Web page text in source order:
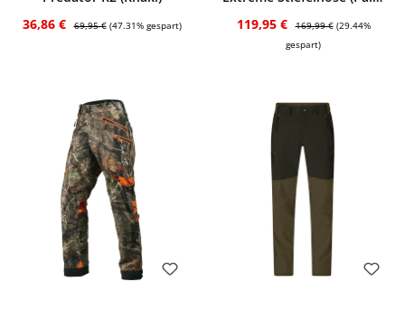
Verkaufspreis:
36,86 € Regulärer Preis:
69,95 € (47.31% gespart) Verkaufspreis:
119,95 € Regulärer Preis:
169,99 € (29.44%
gespart)